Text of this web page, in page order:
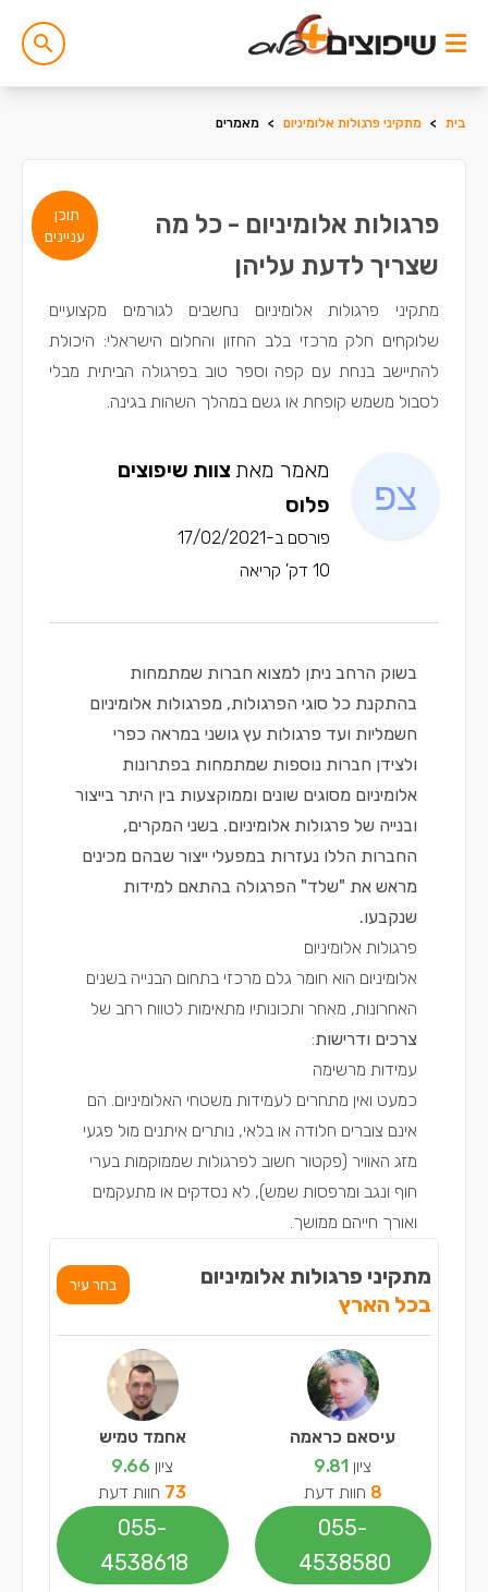
בית > מתקיני פרגולות אלומיניום > מאמרים
תוכן
עניינים
פרגולות אלומיניום - כל מה
שצריך לדעת עליהן
מתקיני פרגולות אלומיניום נחשבים לגורמים מקצועיים
שלוקחים חלק מרכזי בלב החזון והחלום הישראלי: היכולת
להתיישב בנחת עם קפה וספר טוב בפרגולה הביתית מבלי
לסבול משמש קופחת או גשם במהלך השהות בגינה.
מאמר מאת צוות שיפוצים
פלוס
פורסם ב-17/02/2021
10 דק' קריאה
בשוק הרחב ניתן למצוא חברות שמתמחות
בהתקנת כל סוגי הפרגולות, מפרגולות אלומיניום
חשמליות ועד פרגולות עץ גושני במראה כפרי
ולצידן חברות נוספות שמתמחות בפתרונות
אלומיניום מסוגים שונים וממוקצעות בין היתר בייצור
ובנייה של פרגולות אלומיניום. בשני המקרים,
החברות הללו נעזרות במפעלי ייצור שבהם מכינים
מראש את "שלד" הפרגולה בהתאם למידות
שנקבעו.
פרגולות אלומיניום
אלומיניום הוא חומר גלם מרכזי בתחום הבנייה בשנים
האחרונות, מאחר ותכונותיו מתאימות לטווח רחב של
צרכים ודרישות:
עמידות מרשימה
כמעט ואין מתחרים לעמידות משטחי האלומיניום. הם
אינם צוברים חלודה או בלאי, נותרים איתנים מול פגעי
מזג האוויר (פקטור חשוב לפרגולות שממוקמות בערי
חוף ונגב ומרפסות שמש), לא נסדקים או מתעקמים
ואורך חייהם ממושך.
מתקיני פרגולות אלומיניום
בכל הארץ
בחר עיר
עיסאם כראמה
ציון 9.81
8 חוות דעת
055-
4538580
אחמד טמיש
ציון 9.66
73 חוות דעת
055-
4538618